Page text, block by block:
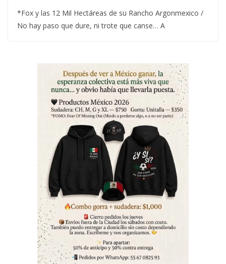
*Fox y las 12 Mil Hectáreas de su Rancho Argonmexico /
No hay paso que dure, ni trote que canse… A